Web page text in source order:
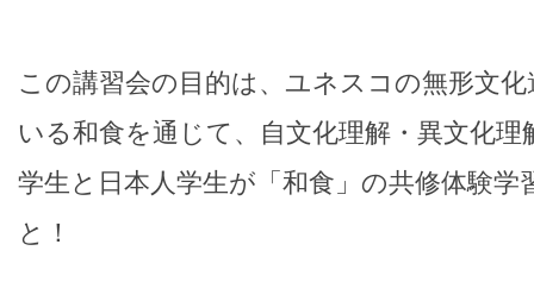
この講習会の目的は、ユネスコの無形文
いる和食を通じて、自文化理解・異文化
学生と日本人学生が「和食」の共修体験
と！